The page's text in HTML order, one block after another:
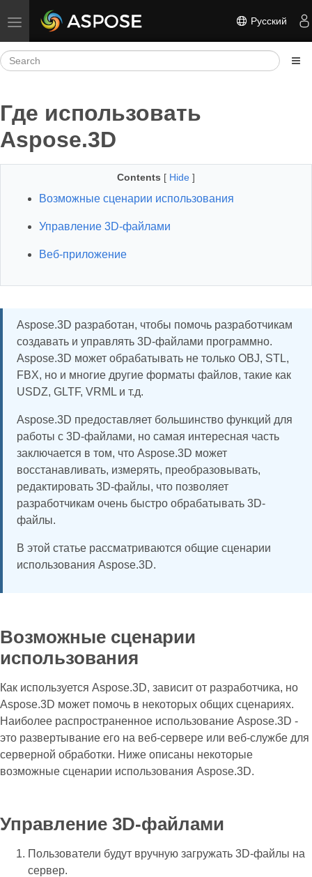
Toggle navigation Русский
Где использовать
Aspose.3D
Contents [ Hide ]
Возможные сценарии использования
Управление 3D-файлами
Веб-приложение
Aspose.3D разработан, чтобы помочь разработчикам
создавать и управлять 3D-файлами программно.
Aspose.3D может обрабатывать не только OBJ, STL,
FBX, но и многие другие форматы файлов, такие как
USDZ, GLTF, VRML и т.д.
Aspose.3D предоставляет большинство функций для
работы с 3D-файлами, но самая интересная часть
заключается в том, что Aspose.3D может
восстанавливать, измерять, преобразовывать,
редактировать 3D-файлы, что позволяет
разработчикам очень быстро обрабатывать 3D-
файлы.
В этой статье рассматриваются общие сценарии
использования Aspose.3D.
Возможные сценарии
использования
Как используется Aspose.3D, зависит от разработчика, но
Aspose.3D может помочь в некоторых общих сценариях.
Наиболее распространенное использование Aspose.3D -
это развертывание его на веб-сервере или веб-службе для
серверной обработки. Ниже описаны некоторые
возможные сценарии использования Aspose.3D.
Управление 3D-файлами
Пользователи будут вручную загружать 3D-файлы на
сервер.